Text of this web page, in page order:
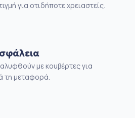
για οτιδήποτε χρειαστείς.
με κουβέρτες για
τη μεταφορά.